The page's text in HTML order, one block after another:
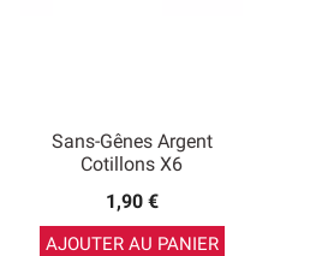
Sans-Gênes Argent
Cotillons X6
1,90 €
AJOUTER AU PANIER